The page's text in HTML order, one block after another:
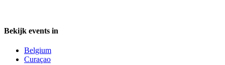
Bekijk events in
Belgium
Curaçao